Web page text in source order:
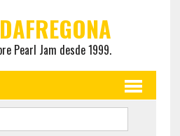
Pearl Jam desde 1999.